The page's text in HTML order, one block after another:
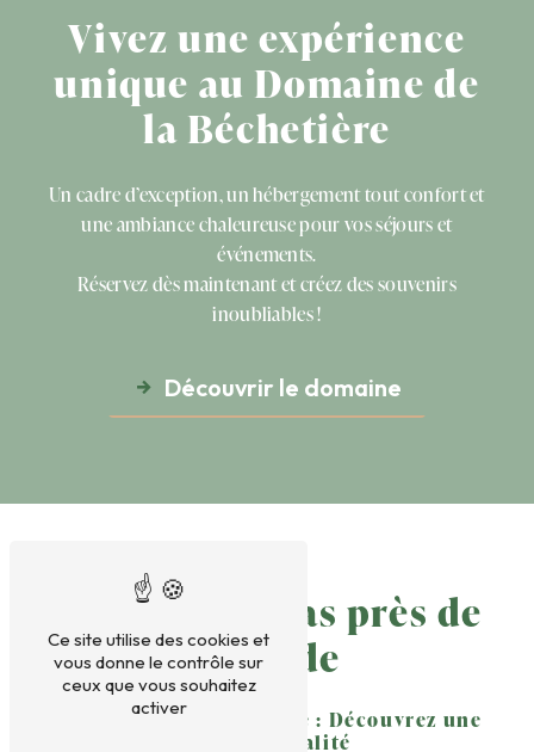
Vivez une expérience
unique au Domaine de
la Béchetière
Un cadre d’exception, un hébergement tout confort et
une ambiance chaleureuse pour vos séjours et
événements.
Réservez dès maintenant et créez des souvenirs
inoubliables !
Découvrir le domaine
Plateaux Repas près de
Le Lude
Plateaux Repas à Le Lude : Découvrez une
Offre de Qualité
Ce site utilise des cookies et
vous donne le contrôle sur
ceux que vous souhaitez
activer